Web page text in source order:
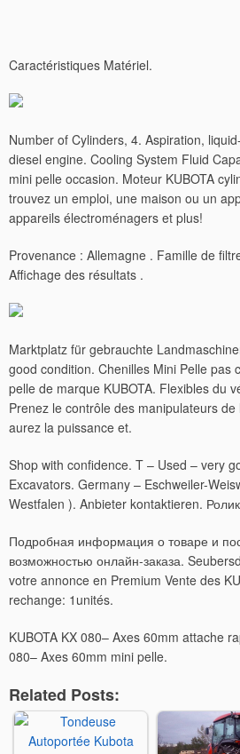
Caractéristiques Matériel.
Number of Cylinders, 4. Aspiration,
diesel engine. Cooling System Fluid
mini pelle occasion. Moteur KUBOTA
trouvez un emploi, une maison ou un
appareils électroménagers et plus!
Provenance : Allemagne . Famille de
Affichage des résultats .
Marktplatz für gebrauchte
good condition. Chenilles Mini Pelle pas
pelle de marque KUBOTA. Flexibles du
Prenez le contrôle des manipulateurs
aurez la puissance et.
Shop with confidence. T – Used – very
Excavators. Germany – Eschweiler-
Westfalen ). Anbieter kontaktieren.
Подробная информация о товаре и
возможностью онлайн-заказа.
votre annonce en Premium Vente des
rechange: 1unités.
KUBOTA KX 080– Axes 60mm attache
080– Axes 60mm mini pelle.
Related Posts: